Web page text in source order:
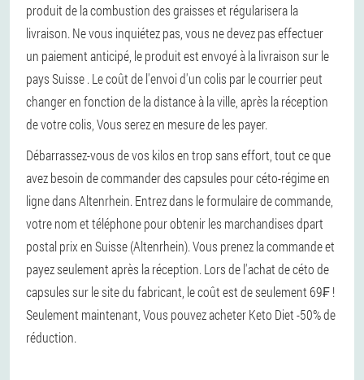
produit de la combustion des graisses et régularisera la
livraison. Ne vous inquiétez pas, vous ne devez pas effectuer
un paiement anticipé, le produit est envoyé à la livraison sur le
pays Suisse . Le coût de l'envoi d'un colis par le courrier peut
changer en fonction de la distance à la ville, après la réception
de votre colis, Vous serez en mesure de les payer.
Débarrassez-vous de vos kilos en trop sans effort, tout ce que
avez besoin de commander des capsules pour céto-régime en
ligne dans Altenrhein. Entrez dans le formulaire de commande,
votre nom et téléphone pour obtenir les marchandises dpart
postal prix en Suisse (Altenrhein). Vous prenez la commande et
payez seulement après la réception. Lors de l'achat de céto de
capsules sur le site du fabricant, le coût est de seulement 69₣ !
Seulement maintenant, Vous pouvez acheter Keto Diet -50% de
réduction.